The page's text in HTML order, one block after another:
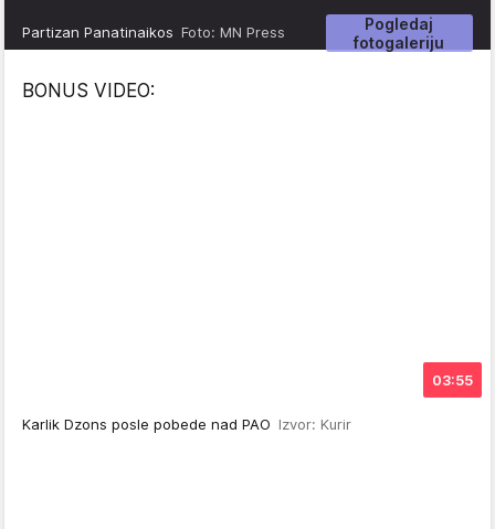
Pogledaj
fotogaleriju
Partizan Panatinaikos Foto: MN Press
BONUS VIDEO:
03:55
Karlik Dzons posle pobede nad PAO Izvor: Kurir